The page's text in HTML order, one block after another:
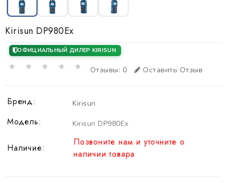
Kirisun DP980Ex
ОФИЦИАЛЬНЫЙ ДИЛЕР KIRISUN
Отзывы: 0 Оставить Отзыв
Бренд: Kirisun
Модель: Kirisun DP980Ex
Наличие:
Позвоните нам и уточните о
наличии товара